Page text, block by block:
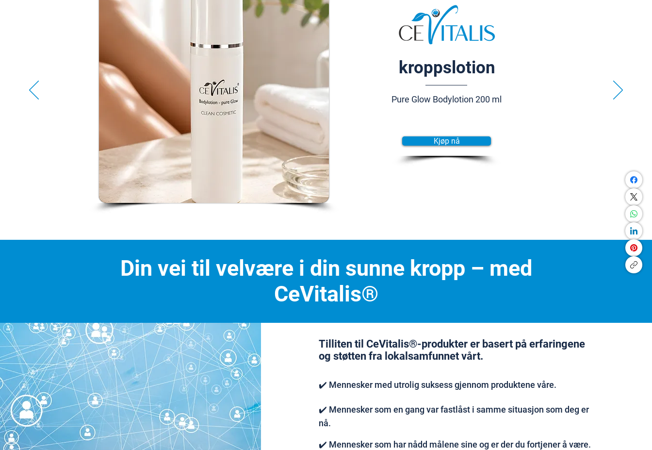
kroppslotion
Pure Glow Bodylotion 200 ml
Kjøp nå
Din vei til velvære i din sunne kropp – med
CeVitalis®
Tilliten til CeVitalis®-produkter er basert på erfaringene
og støtten fra lokalsamfunnet vårt.
✔️ Mennesker med utrolig suksess gjennom produktene våre.
✔️ Mennesker som en gang var fastlåst i samme situasjon som deg er
nå.
✔️ Mennesker som har nådd målene sine og er der du fortjener å være.